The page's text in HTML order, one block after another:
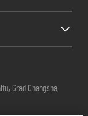
Grad Changsha,